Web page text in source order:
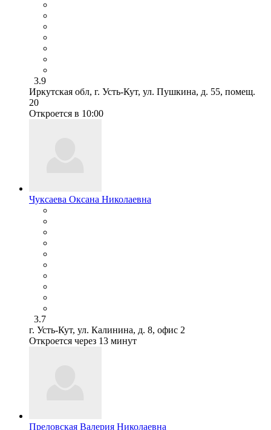
3.9
Иркутская обл, г. Усть-Кут, ул. Пушкина, д. 55, помещ.
20
Откроется в 10:00
Чуксаева Оксана Николаевна
3.7
г. Усть-Кут, ул. Калинина, д. 8, офис 2
Откроется через 13 минут
Преловская Валерия Николаевна